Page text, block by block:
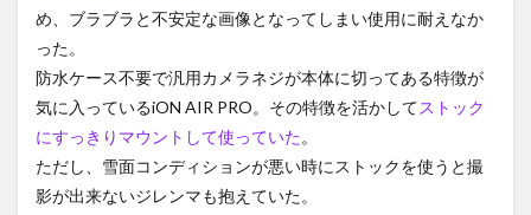
め、ブラブラと不安定な画像となってしまい使用に耐えなか
った。
防水ケース不要で汎用カメラネジが本体に切ってある特徴が
気に入っているiON AIR PRO。その特徴を活かしてストック
にすっきりマウントして使っていた。
ただし、雪面コンディションが悪い時にストックを使うと撮
影が出来ないジレンマも抱えていた。